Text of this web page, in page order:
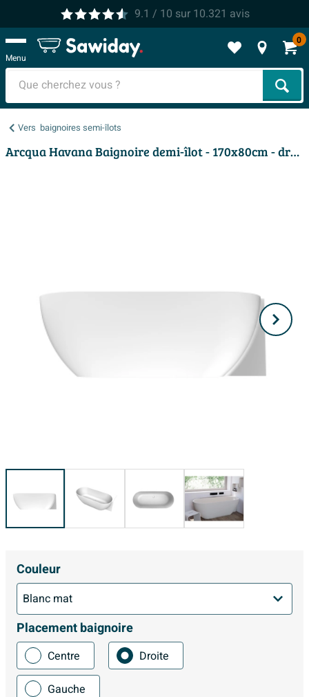
9.1 / 10 sur 10.321 avis
Menu
0
Vers baignoires semi-îlots
Arcqua Havana Baignoire demi-îlot - 170x80cm - droite - mat blanc
Couleur
Placement baignoire
Centre
Droite
Gauche